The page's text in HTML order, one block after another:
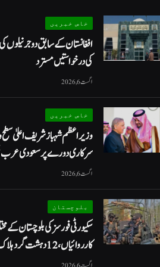
خاص خبریں
افغانستان کے سابق دو جرنیلوں کی
کی درخواستیں مسترد
اگست 6, 2026
خاص خبریں
وزیراعظم شہبازشریف اعلیٰ سطح
سرکاری دورے پر سعودی عرب
اگست 6, 2026
بلوچستان
سکیورٹی فورسز کی بلوچستان کے
کارروائیاں ، 12 دہشت گرد ہلاک